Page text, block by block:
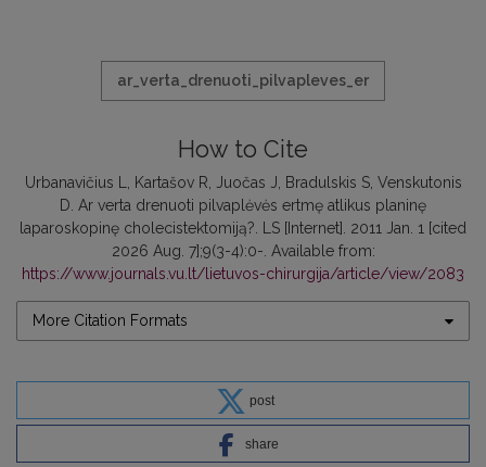
ar_verta_drenuoti_pilvapleves_er
How to Cite
Urbanavičius L, Kartašov R, Juočas J, Bradulskis S, Venskutonis
D. Ar verta drenuoti pilvaplėvės ertmę atlikus planinę
laparoskopinę cholecistektomiją?. LS [Internet]. 2011 Jan. 1 [cited
2026 Aug. 7];9(3-4):0-. Available from:
https://www.journals.vu.lt/lietuvos-chirurgija/article/view/2083
More Citation Formats
post
share